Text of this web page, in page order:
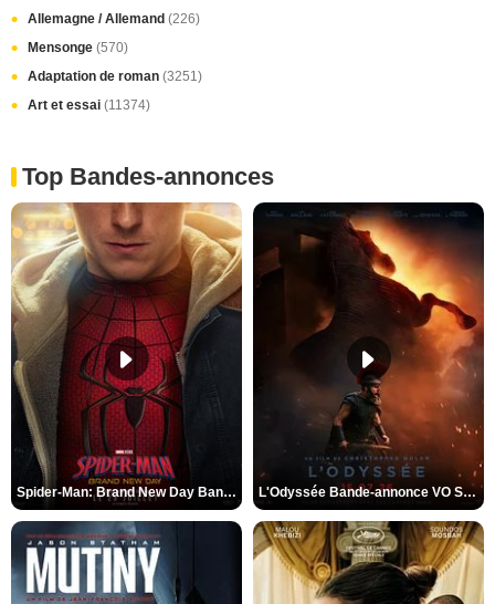
Allemagne / Allemand (226)
Mensonge (570)
Adaptation de roman (3251)
Art et essai (11374)
Top Bandes-annonces
Spider-Man: Brand New Day Bande-annonce VO STFR L'Odyssée Bande-annonce VO STFR